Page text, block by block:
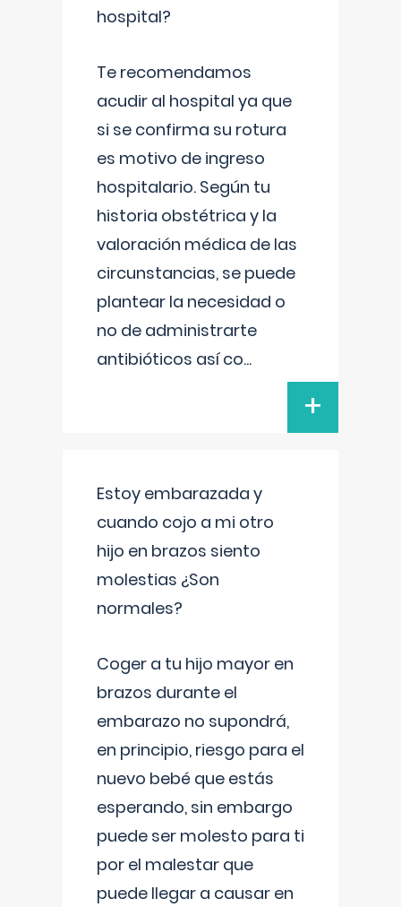
hospital?
Te recomendamos
acudir al hospital ya que
si se confirma su rotura
es motivo de ingreso
hospitalario. Según tu
historia obstétrica y la
valoración médica de las
circunstancias, se puede
plantear la necesidad o
no de administrarte
antibióticos así co...
+
Estoy embarazada y
cuando cojo a mi otro
hijo en brazos siento
molestias ¿Son
normales?
Coger a tu hijo mayor en
brazos durante el
embarazo no supondrá,
en principio, riesgo para el
nuevo bebé que estás
esperando, sin embargo
puede ser molesto para ti
por el malestar que
puede llegar a causar en